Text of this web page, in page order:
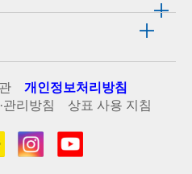
개인정보처리방침
리방침
상표 사용 지침